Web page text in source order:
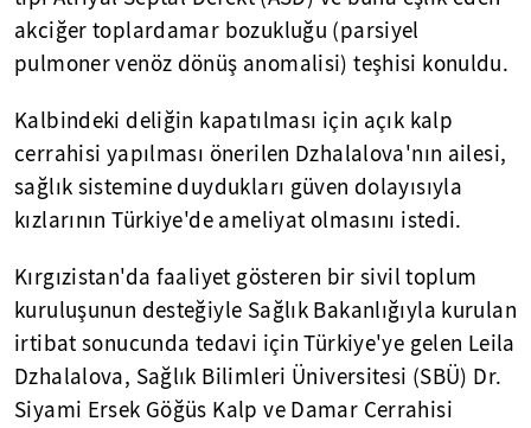
akciğer toplardamar bozukluğu (parsiyel
pulmoner venöz dönüş anomalisi) teşhisi konuldu.
Kalbindeki deliğin kapatılması için açık kalp
cerrahisi yapılması önerilen Dzhalalova'nın ailesi,
sağlık sistemine duydukları güven dolayısıyla
kızlarının Türkiye'de ameliyat olmasını istedi.
Kırgızistan'da faaliyet gösteren bir sivil toplum
kuruluşunun desteğiyle Sağlık Bakanlığıyla kurulan
irtibat sonucunda tedavi için Türkiye'ye gelen Leila
Dzhalalova, Sağlık Bilimleri Üniversitesi (SBÜ) Dr.
Siyami Ersek Göğüs Kalp ve Damar Cerrahisi